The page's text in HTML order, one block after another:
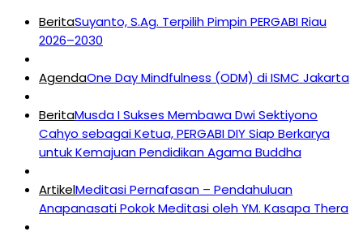
BeritaSuyanto, S.Ag. Terpilih Pimpin PERGABI Riau
2026–2030
AgendaOne Day Mindfulness (ODM) di ISMC Jakarta
BeritaMusda I Sukses Membawa Dwi Sektiyono
Cahyo sebagai Ketua, PERGABI DIY Siap Berkarya
untuk Kemajuan Pendidikan Agama Buddha
ArtikelMeditasi Pernafasan – Pendahuluan
Anapanasati Pokok Meditasi oleh YM. Kasapa Thera